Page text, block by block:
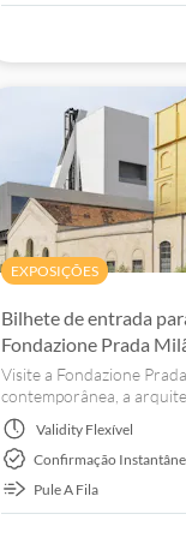
EXPOSIÇÕES
Bilhete de entrada
Fondazione Prada
Visite a Fondazione
contemporânea, a
Bar Luce e o espaço de
Osservatorio na Galleria
Emanuele II.
Validity Flexível
Confirmação
Pule A Fila